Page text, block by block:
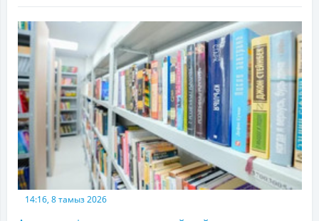
14:16, 8 тамыз 2026